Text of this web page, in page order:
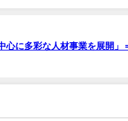
心に多彩な人材事業を展開」